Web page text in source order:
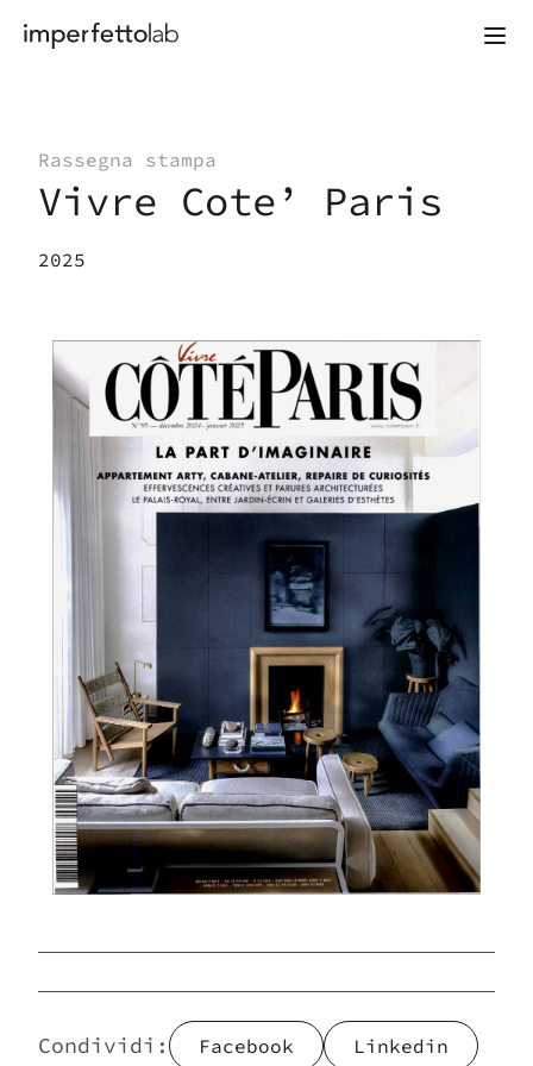
Rassegna stampa
Vivre Cote’ Paris
2025
Condividi: Facebook Linkedin
Vuoi sapere di più su questo
prodotto, scrivici
Scarica il catalogo e
lasciati stupire da un mondo
Imperfetto